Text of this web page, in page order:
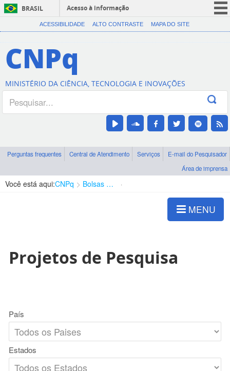
BRASIL
Acesso à informação
CORONAVÍRUS (COVID-19)
Canais
ACESSIBILIDADE ALTO CONTRASTE MAPA DO SITE
CNPq
MINISTÉRIO DA CIÊNCIA, TECNOLOGIA E INOVAÇÕES
Perguntas frequentes Central de Atendimento Serviços
E-mail do Pesquisador
Área de imprensa
Você está aqui:CNPq Bolsas e Auxílios Vigentes
MENU
Projetos de Pesquisa
País
Estados